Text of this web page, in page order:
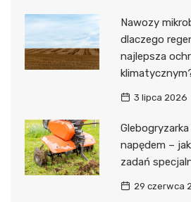
Nawozy
dlaczego
najlepsza
3 lipca 2026
napędem –
zadań
29 czerwca